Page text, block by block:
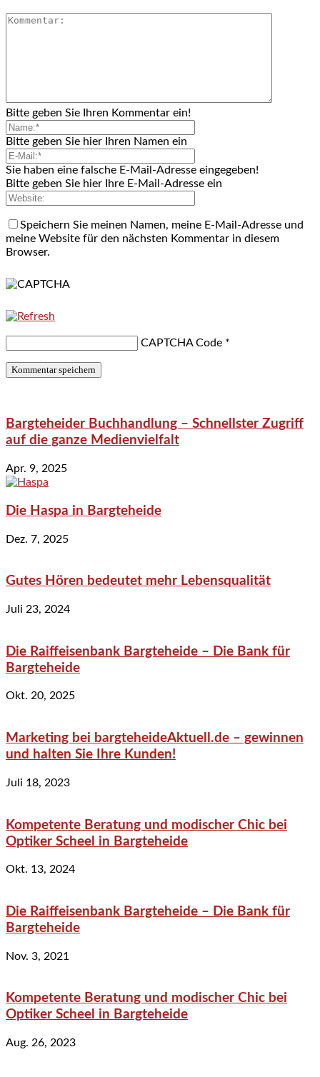
Bitte geben Sie Ihren Kommentar ein!
Bitte geben Sie hier Ihren Namen ein
Sie haben eine falsche E-Mail-Adresse eingegeben!
Bitte geben Sie hier Ihre E-Mail-Adresse ein
Speichern Sie meinen Namen, meine E-Mail-Adresse und
meine Website für den nächsten Kommentar in diesem
Browser.
CAPTCHA Code *
Bargteheider Buchhandlung – Schnellster Zugriff
auf die ganze Medienvielfalt
Apr. 9, 2025
Die Haspa in Bargteheide
Dez. 7, 2025
Gutes Hören bedeutet mehr Lebensqualität
Juli 23, 2024
Die Raiffeisenbank Bargteheide – Die Bank für
Bargteheide
Okt. 20, 2025
Marketing bei bargteheideAktuell.de – gewinnen
und halten Sie Ihre Kunden!
Juli 18, 2023
Kompetente Beratung und modischer Chic bei
Optiker Scheel in Bargteheide
Okt. 13, 2024
Die Raiffeisenbank Bargteheide – Die Bank für
Bargteheide
Nov. 3, 2021
Kompetente Beratung und modischer Chic bei
Optiker Scheel in Bargteheide
Aug. 26, 2023